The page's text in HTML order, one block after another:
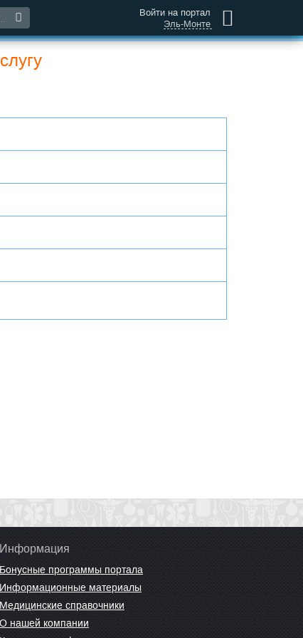
Войти на портал
Эль-Монте
Информация
Бонусные программы портала
Информационные материалы
Медицинские справочники
О нашей компании